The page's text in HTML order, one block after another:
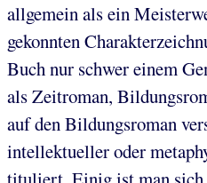
allgemein als ein
gekonnten
Buch nur schwer einem
als Zeitroman,
auf den Bildungsroman
intellektueller oder